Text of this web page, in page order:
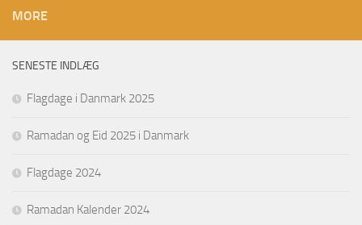
MORE
SENESTE INDLÆG
Flagdage i Danmark 2025
Ramadan og Eid 2025 i Danmark
Flagdage 2024
Ramadan Kalender 2024